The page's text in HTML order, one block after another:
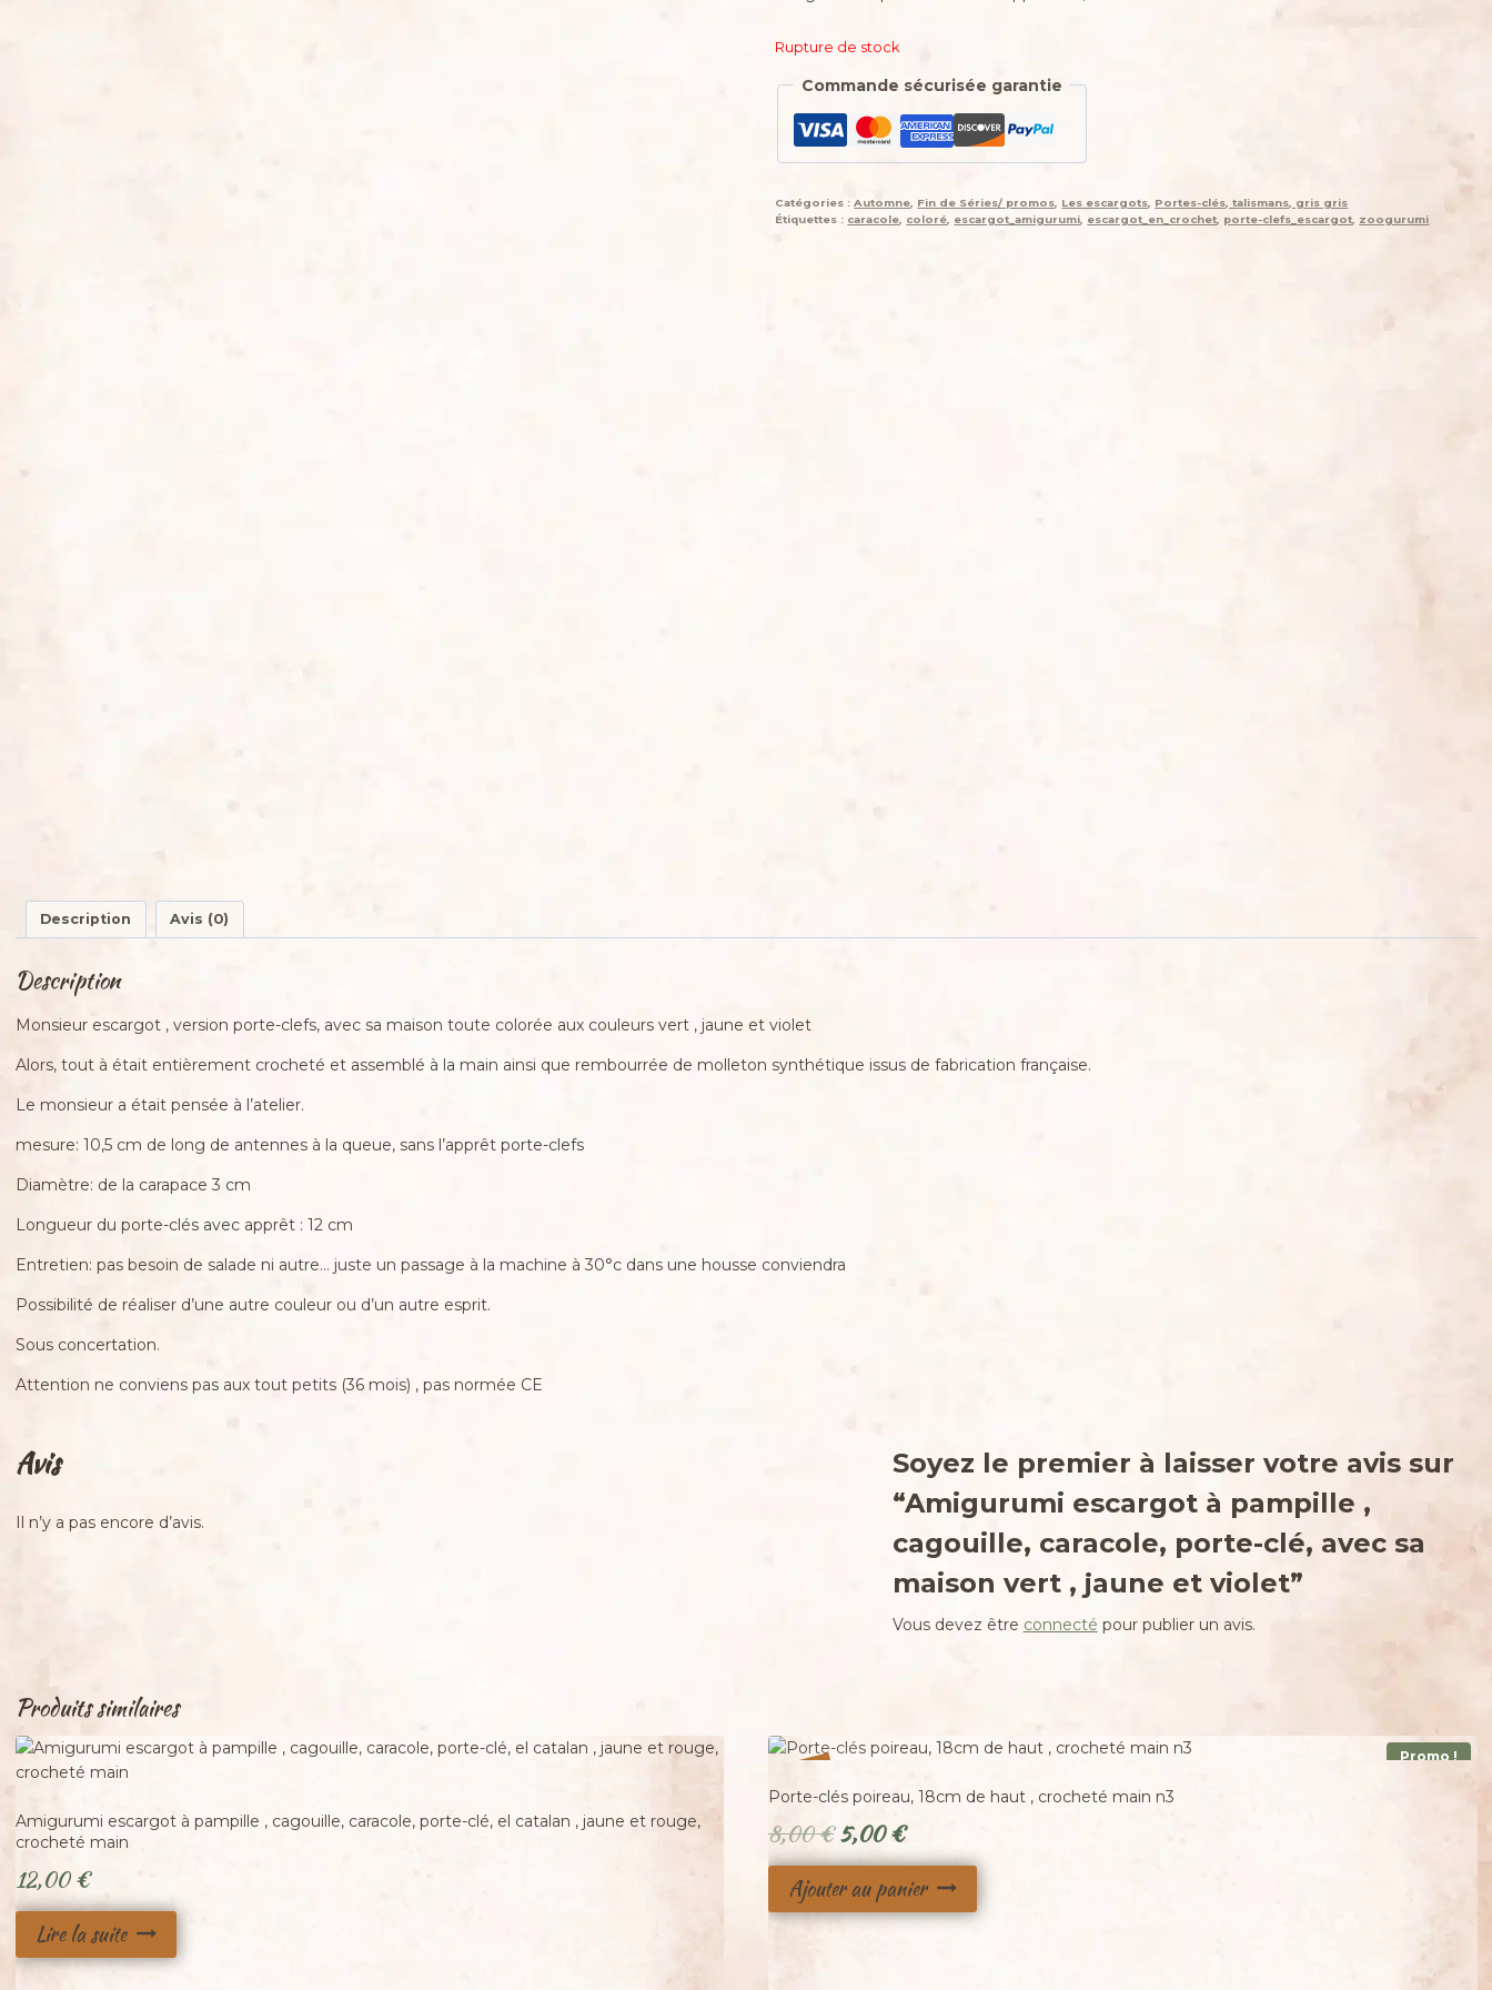
Rupture de stock
Commande sécurisée garantie
Catégories :Automne Fin de Séries/ promos Les escargots
Portes-clés, talismans, gris gris
Étiquettes : caracole coloré escargot_amigurumi escargot_en_crochet porte-clefs_escargot zoogurumi
Description Avis (0)
Description
Monsieur escargot , version porte-clefs, avec sa maison toute colorée aux couleurs vert , jaune et violet
Alors, tout à était entièrement crocheté et assemblé à la main ainsi que rembourrée de molleton synthétique issus de fabrication française.
Le monsieur a était pensée à l’atelier.
mesure: 10,5 cm de long de antennes à la queue, sans l’apprêt porte-clefs
Diamètre: de la carapace 3 cm
Longueur du porte-clés avec apprêt : 12 cm
Entretien: pas besoin de salade ni autre… juste un passage à la machine à 30°c dans une housse conviendra
Possibilité de réaliser d’une autre couleur ou d’un autre esprit.
Sous concertation.
Attention ne conviens pas aux tout petits (36 mois) , pas normée CE
Avis
Il n’y a pas encore d’avis.
Soyez le premier à laisser votre avis sur
“Amigurumi escargot à pampille ,
cagouille, caracole, porte-clé, avec sa
maison vert , jaune et violet”
Vous devez être connecté pour publier un avis.
Produits similaires
Adopté
Amigurumi escargot à pampille , cagouille, caracole, porte-clé, el catalan , jaune et rouge,
crocheté main
12,00€
Lire la suite
Promo !
Porte-clés poireau, 18cm de haut , crocheté main n3
8,00€ Le
prix
initial
était :
5,00€Le
prix
actuel
est :
Ajouter au panier